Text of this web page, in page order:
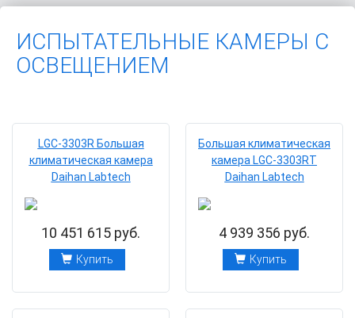
ИСПЫТАТЕЛЬНЫЕ КАМЕРЫ С
ОСВЕЩЕНИЕМ
LGC-3303R Большая
климатическая камера
Daihan Labtech
10 451 615 руб.
Купить
Большая климатическая
камера LGC-3303RТ
Daihan Labtech
4 939 356 руб.
Купить